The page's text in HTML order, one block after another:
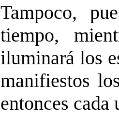
Tampoco,
tiempo,
iluminará los
manifiestos
entonces cada